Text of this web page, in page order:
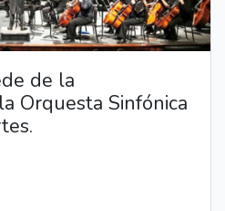
de la
Orquesta Sinfónica